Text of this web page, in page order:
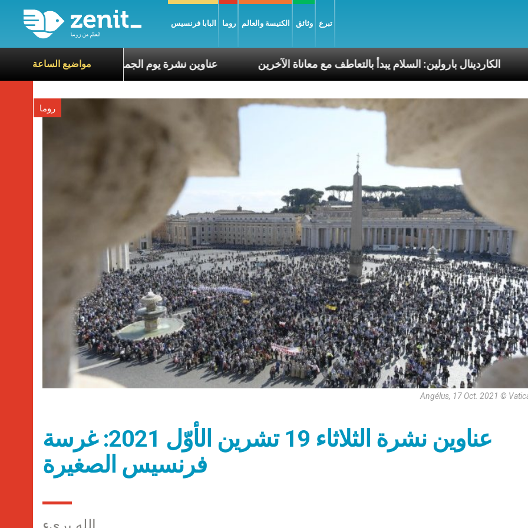
البابا فرنسيس روما الكنيسة والعالم وثائق تبرع
مواضيع الساعة
عناوين نشرة يوم الجمعة 7 آب 2026: السلام يُبنى بصبر يومًا بعد يوم الكاردينال بارولين: السلام يبدأ بالتعاطف مع معاناة الآخرين الرسوليّة
روما
Angélus, 17 Oct. 2021 ©
عناوين نشرة الثلاثاء 19 تشرين الأوّل 2021: غرسة
فرنسيس الصغيرة